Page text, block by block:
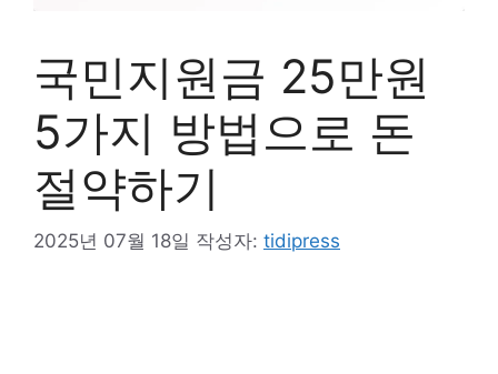
국민지원금 25만원
5가지 방법으로 돈
절약하기
2025년 07월 18일 작성자: tidipress